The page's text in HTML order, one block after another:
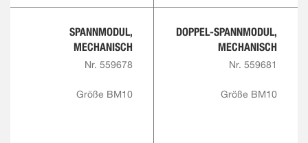
SPANNMODUL,
MECHANISCH
Nr. 559678
Größe BM10
DOPPEL-SPANNMODUL,
MECHANISCH
Nr. 559681
Größe BM10